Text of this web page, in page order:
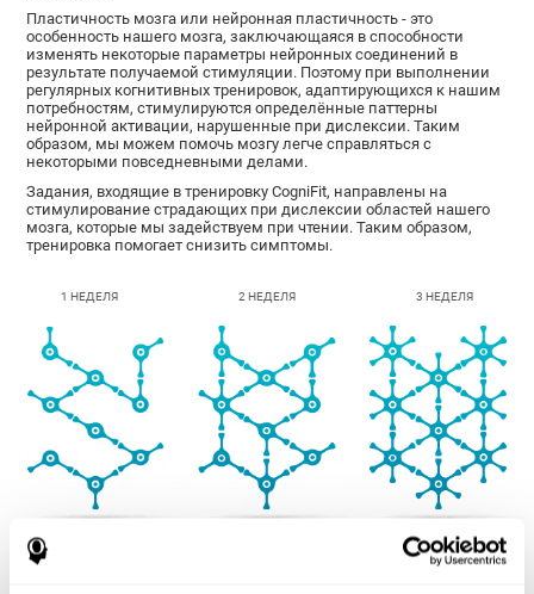
Пластичность мозга или нейронная пластичность - это
особенность нашего мозга, заключающаяся в способности
изменять некоторые параметры нейронных соединений в
результате получаемой стимуляции. Поэтому при выполнении
регулярных когнитивных тренировок, адаптирующихся к нашим
потребностям, стимулируются определённые паттерны
нейронной активации, нарушенные при дислексии. Таким
образом, мы можем помочь мозгу легче справляться с
некоторыми повседневными делами.
Задания, входящие в тренировку CogniFit, направлены на
стимулирование страдающих при дислексии областей нашего
мозга, которые мы задействуем при чтении. Таким образом,
тренировка помогает снизить симптомы.
1 НЕДЕЛЯ 2 НЕДЕЛЯ 3 НЕДЕЛЯ
Ориентировочная графическая проекция нейронных сетей после